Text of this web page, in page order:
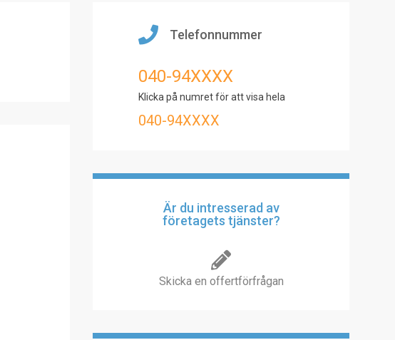
Telefonnummer
040-94XXXX
Klicka på numret för att visa hela
040-94XXXX
Är du intresserad av
företagets tjänster?
Skicka en offertförfrågan